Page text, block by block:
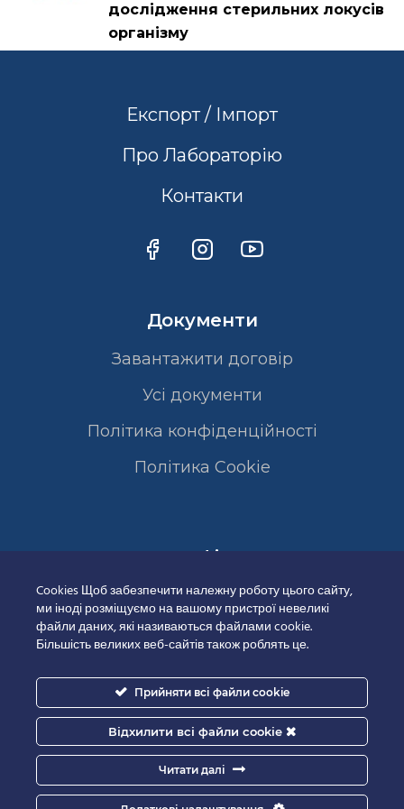
дослідження стерильних локусів
організму
Експорт / Імпорт
Про Лабораторію
Контакти
Документи
Завантажити договір
Усі документи
Політика конфіденційності
Полiтика Cookie
Сертифікати
Cookies Щоб забезпечити належну роботу цього сайту,
ми іноді розміщуємо на вашому пристрої невеликі
файли даних, які називаються файлами cookie.
Більшість великих веб-сайтів також роблять це.
Прийняти всі файли cookie
Відхилити всі файли cookie
Читати далі